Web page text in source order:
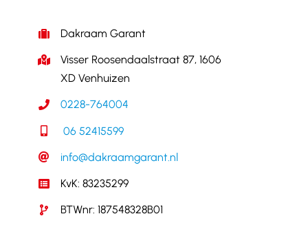
Dakraam Garant
Visser Roosendaalstraat 87, 1606
XD Venhuizen
0228-764004
06 52415599
info@dakraamgarant.nl
KvK: 83235299
BTWnr: 187548328B01